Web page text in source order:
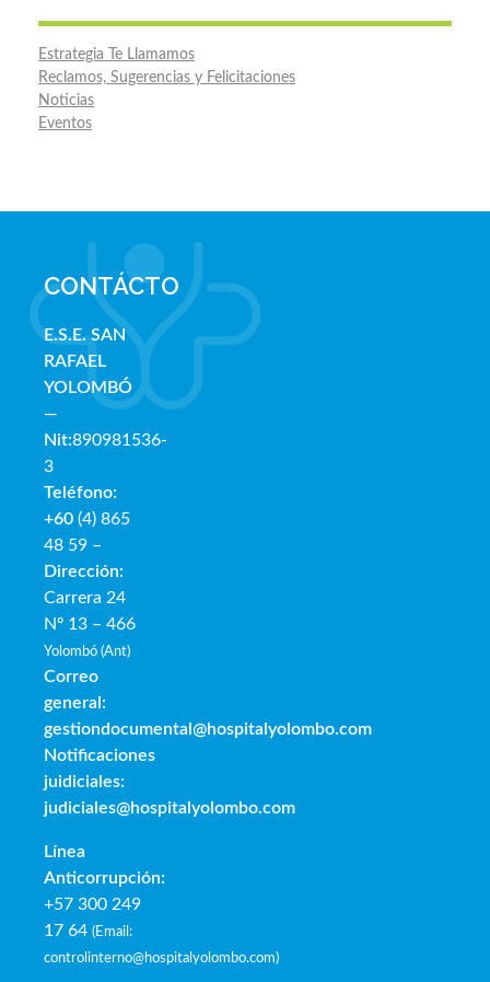
Estrategia Te Llamamos
Reclamos, Sugerencias y Felicitaciones
Noticias
Eventos
CONTÁCTO
E.S.E. SAN
RAFAEL
YOLOMBÓ
—
Nit:890981536-
3
Teléfono:
+60 (4) 865
48 59 –
Dirección:
Carrera 24
Nº 13 – 466
Yolombó (Ant)
Correo
general:
gestiondocumental@hospitalyolombo.com
Notificaciones
juidiciales:
judiciales@hospitalyolombo.com
Línea
Anticorrupción:
+57 300 249
17 64 (Email:
controlinterno@hospitalyolombo.com)